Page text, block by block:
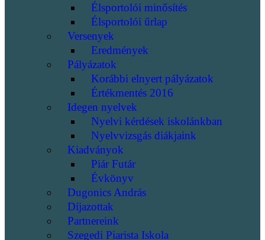
Élsportolói minősítés
Élsportolói űrlap
Versenyek
Eredmények
Pályázatok
Korábbi elnyert pályázatok
Értékmentés 2016
Idegen nyelvek
Nyelvi kérdések iskolánkban
Nyelvvizsgás diákjaink
Kiadványok
Piár Futár
Évkönyv
Dugonics András
Díjazottak
Partnereink
Szegedi Piarista Iskola